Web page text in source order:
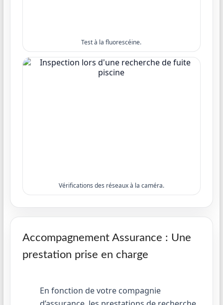
Test à la fluorescéine.
Vérifications des réseaux à la caméra.
Accompagnement Assurance : Une
prestation prise en charge
En fonction de votre compagnie